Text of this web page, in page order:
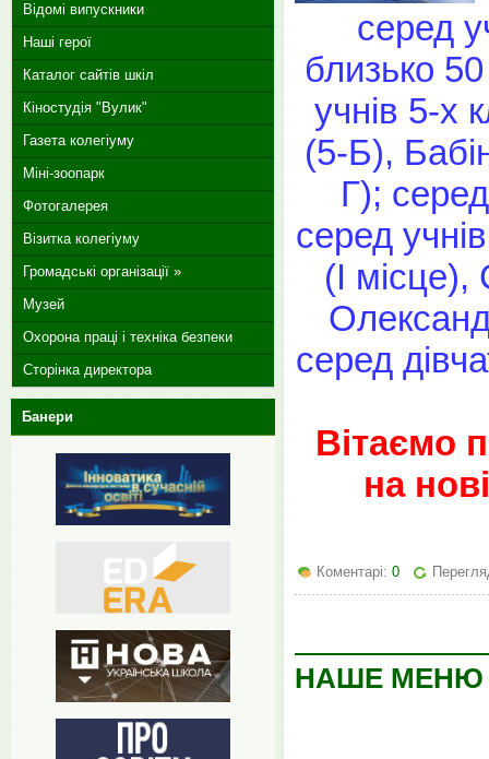
серед
близько
учнів 5-х
(5-Б),
Г);
серед
(І
серед
Вітаємо
на
Коментарі: 0
НАШЕ МЕНЮ
Відомі випускники
Наші герої
Каталог сайтів шкіл
Кіностудія "Вулик"
Газета колегіуму
Міні-зоопарк
Фотогалерея
Візитка колегіуму
Громадські організації »
Музей
Охорона праці і техніка безпеки
Сторінка директора
Банери